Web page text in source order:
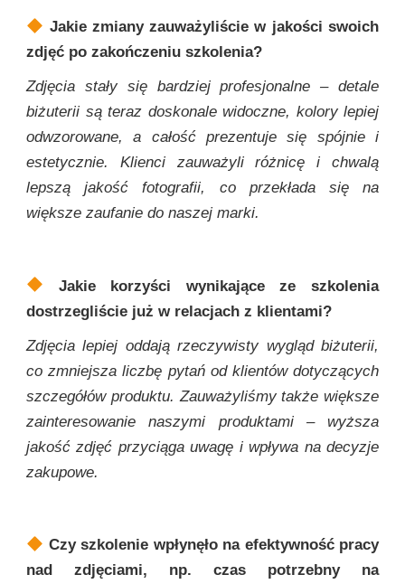
Jakie zmiany zauważyliście w jakości swoich
zdjęć po zakończeniu szkolenia?
Zdjęcia stały się bardziej profesjonalne – detale
biżuterii są teraz doskonale widoczne, kolory lepiej
odwzorowane, a całość prezentuje się spójnie i
estetycznie. Klienci zauważyli różnicę i chwalą
lepszą jakość fotografii, co przekłada się na
większe zaufanie do naszej marki.
Jakie korzyści wynikające ze szkolenia
dostrzegliście już w relacjach z klientami?
Zdjęcia lepiej oddają rzeczywisty wygląd biżuterii,
co zmniejsza liczbę pytań od klientów dotyczących
szczegółów produktu. Zauważyliśmy także większe
zainteresowanie naszymi produktami – wyższa
jakość zdjęć przyciąga uwagę i wpływa na decyzje
zakupowe.
Czy szkolenie wpłynęło na efektywność pracy
nad zdjęciami, np. czas potrzebny na